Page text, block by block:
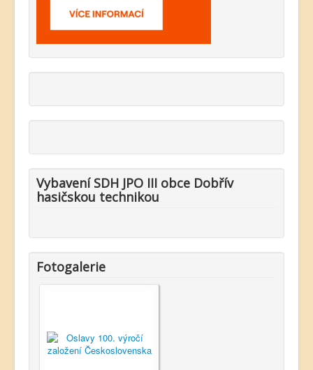
Vybavení SDH JPO III obce Dobřív
hasičskou technikou
Fotogalerie